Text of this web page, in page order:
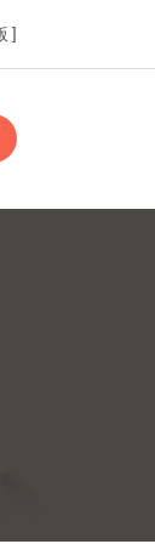
业千行齐拥军”双
]